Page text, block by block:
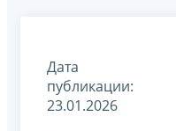
Дата
публикации:
23.01.2026